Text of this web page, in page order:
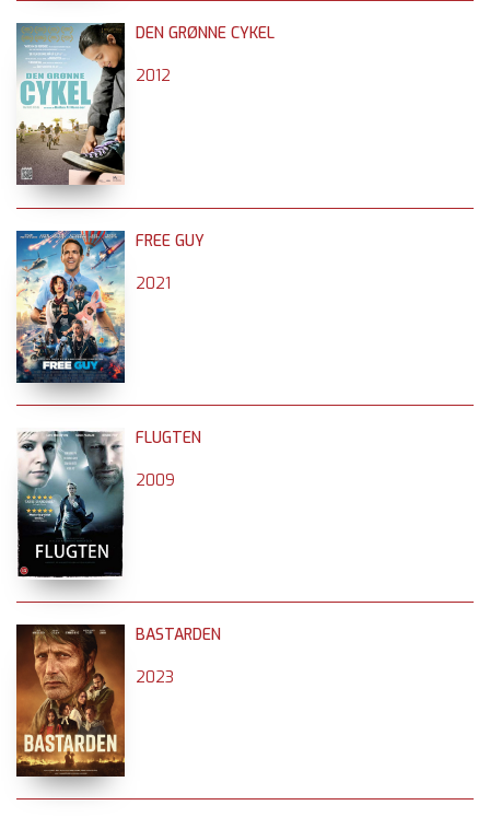
DEN GRØNNE CYKEL
2012
FREE GUY
2021
FLUGTEN
2009
BASTARDEN
2023